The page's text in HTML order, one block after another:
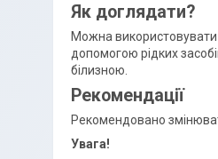
Як доглядати?
Можна використовувати
допомогою рідких
білизною.
Рекомендації
Рекомендовано
Увага!